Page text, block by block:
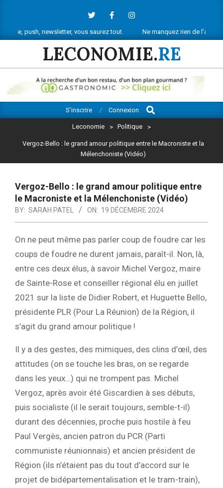
content
newsletter, vous saurez tout. Ne manquez rien de l’actu
LECONOMIE.RE
Navigation
S’inscrire Connexion
Search
Leconomie > Politique >
Vergoz-Bello : le grand amour politique entre le Macroniste et la
Mélenchoniste (Vidéo)
Vergoz-Bello : le grand amour politique entre
le Macroniste et la Mélenchoniste (Vidéo)
BY: SARAH PATEL ON: 19 DÉCEMBRE 2024
On ne peut même pas parler coup de foudre car les
coups de foudre ne durent jamais, paraît-il. Non, là,
entre ces deux élus, à savoir Michel Vergoz, maire
de Sainte-Rose et conseiller régional élu en juillet
2021 sur la liste de Didier Robert, et Huguette Bello,
présidente PLR (Pour La Réunion) de la Région, il
s’agit du grand amour politique !
Il y a des gestes, des mimiques, des clins d’œil, des
attitudes (on se touche les bras, on se regarde
dans les yeux…) qui ne trompent pas. Michel
Vergoz, après avoir été Giscardien à ses débuts,
puis socialiste (il le serait toujours, semble-t-il)
durant des décennies, proche puis hostile à feu
Paul Vergès, ancien patron du PCR (Parti
communiste réunionnais) et ancien président de
Région (ils n’étaient pas du tout d’accord sur le
projet de bidépartementalisation et le tram-train),